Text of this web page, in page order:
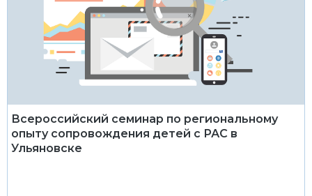
Всероссийский семинар по региональному
опыту сопровождения детей с РАС в
Ульяновске